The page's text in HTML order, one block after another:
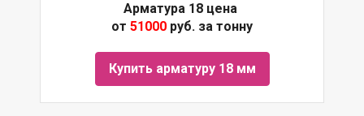
Арматура 18 цена
от 51000 руб. за тонну
Купить арматуру 18 мм